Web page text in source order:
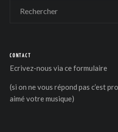
CONTACT
Ecrivez-nous via ce formulaire
(si on ne vous répond pas c’est
aimé votre musique)